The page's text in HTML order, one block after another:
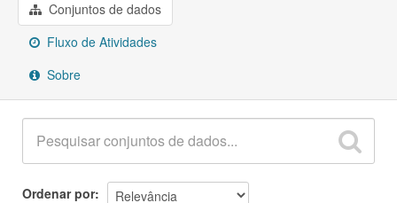
Grupos
Sobre
Conjuntos de dados
Fluxo de Atividades
Sobre
Ordenar por